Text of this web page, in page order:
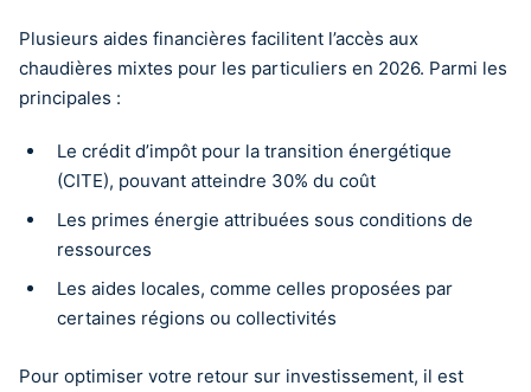
Plusieurs aides financières facilitent l’accès aux
chaudières mixtes pour les particuliers en 2026. Parmi les
principales :
Le crédit d’impôt pour la transition énergétique
(CITE), pouvant atteindre 30% du coût
Les primes énergie attribuées sous conditions de
ressources
Les aides locales, comme celles proposées par
certaines régions ou collectivités
Pour optimiser votre retour sur investissement, il est